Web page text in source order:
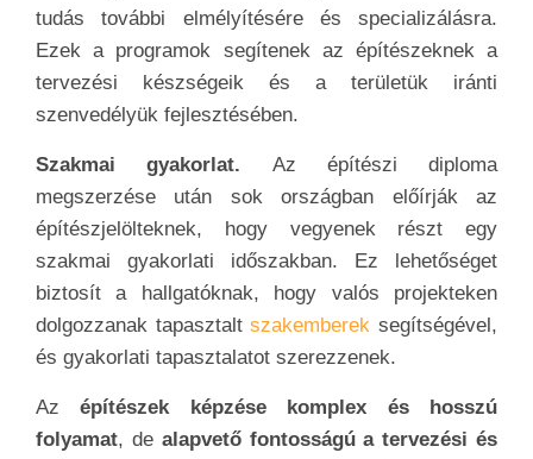
tudás további elmélyítésére és specializálásra.
Ezek a programok segítenek az építészeknek a
tervezési készségeik és a területük iránti
szenvedélyük fejlesztésében.
Szakmai gyakorlat. Az építészi diploma
megszerzése után sok országban előírják az
építészjelölteknek, hogy vegyenek részt egy
szakmai gyakorlati időszakban. Ez lehetőséget
biztosít a hallgatóknak, hogy valós projekteken
dolgozzanak tapasztaltszakembereksegítségével,
és gyakorlati tapasztalatot szerezzenek.
Azépítészek képzése komplex és hosszú
folyamat, de alapvető fontosságú a tervezési és